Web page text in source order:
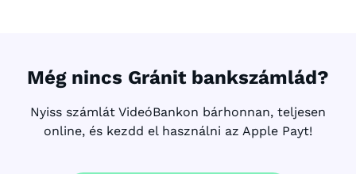
Még nincs Gránit bankszámlád?
Nyiss számlát VideóBankon bárhonnan, teljesen
online, és kezdd el használni az Apple Payt!